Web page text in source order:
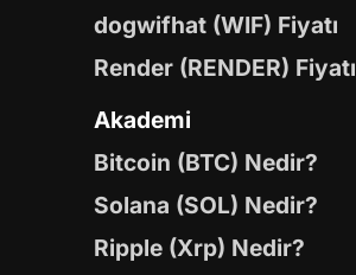
dogwifhat (WIF) Fiyatı
Render (RENDER) Fiyatı
Akademi
Bitcoin (BTC) Nedir?
Solana (SOL) Nedir?
Ripple (Xrp) Nedir?